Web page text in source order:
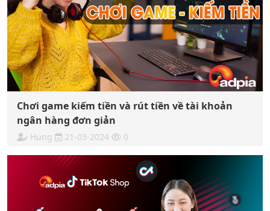
Chơi game kiếm tiền và rút tiền về tài khoản
ngân hàng đơn giản
Hung 21-03-2024 0